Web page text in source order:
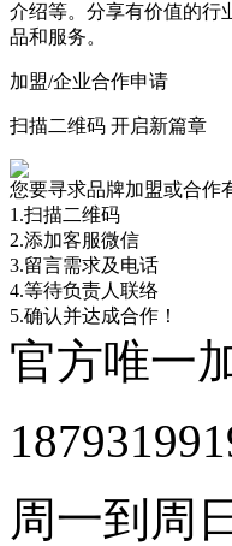
介绍等。分享有价值的行
品和服务。
加盟/企业合作申请
扫描二维码 开启新篇章
您要寻求品牌加盟或合作
1.扫描二维码
2.添加客服微信
3.留言需求及电话
4.等待负责人联络
5.确认并达成合作！
官方唯一
周一到周